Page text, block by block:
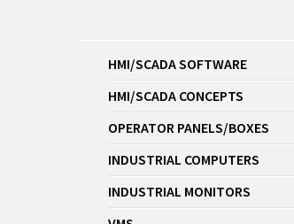
HMI/SCADA SOFTWARE
HMI/SCADA CONCEPTS
OPERATOR PANELS/BOXES
INDUSTRIAL COMPUTERS
INDUSTRIAL MONITORS